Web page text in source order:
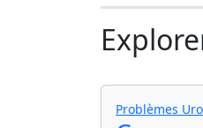
Problèmes